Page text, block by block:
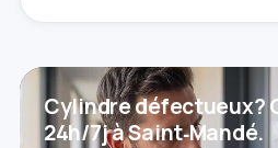
Cylindre défectueux?
24h/7j à Saint‑Mandé.